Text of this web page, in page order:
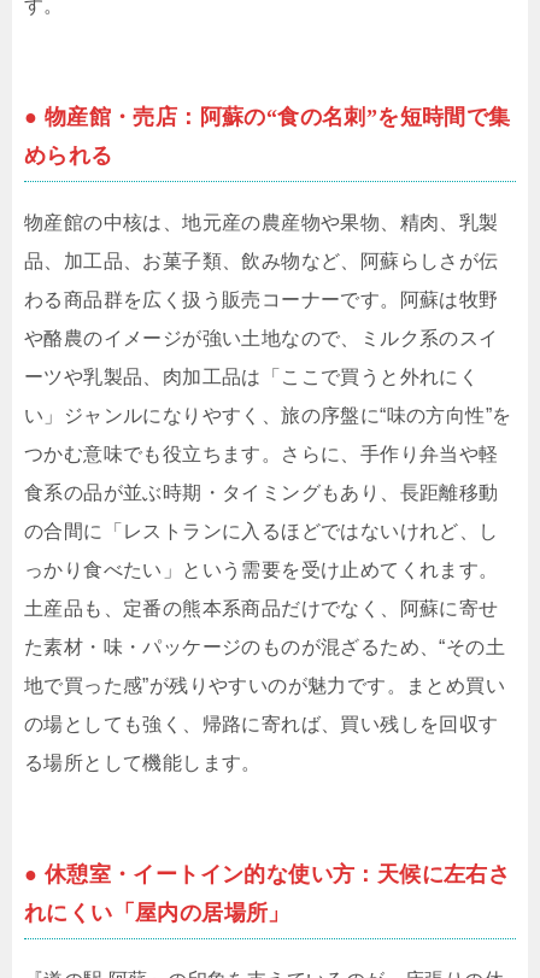
す。
● 物産館・売店：阿蘇の“食の名刺”を短時間で集
められる
物産館の中核は、地元産の農産物や果物、精肉、乳製
品、加工品、お菓子類、飲み物など、阿蘇らしさが伝
わる商品群を広く扱う販売コーナーです。阿蘇は牧野
や酪農のイメージが強い土地なので、ミルク系のスイ
ーツや乳製品、肉加工品は「ここで買うと外れにく
い」ジャンルになりやすく、旅の序盤に“味の方向性”を
つかむ意味でも役立ちます。さらに、手作り弁当や軽
食系の品が並ぶ時期・タイミングもあり、長距離移動
の合間に「レストランに入るほどではないけれど、し
っかり食べたい」という需要を受け止めてくれます。
土産品も、定番の熊本系商品だけでなく、阿蘇に寄せ
た素材・味・パッケージのものが混ざるため、“その土
地で買った感”が残りやすいのが魅力です。まとめ買い
の場としても強く、帰路に寄れば、買い残しを回収す
る場所として機能します。
● 休憩室・イートイン的な使い方：天候に左右さ
れにくい「屋内の居場所」